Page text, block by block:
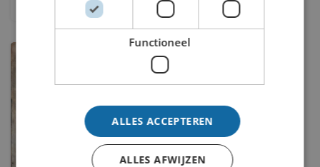
Functioneel
ALLES ACCEPTEREN
ALLES AFWIJZEN